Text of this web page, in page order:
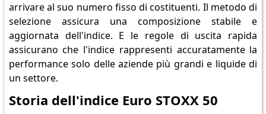
arrivare al suo numero fisso di costituenti. Il metodo di
selezione assicura una composizione stabile e
aggiornata dell'indice. E le regole di uscita rapida
assicurano che l'indice rappresenti accuratamente la
performance solo delle aziende più grandi e liquide di
un settore.
Storia dell'indice Euro STOXX 50